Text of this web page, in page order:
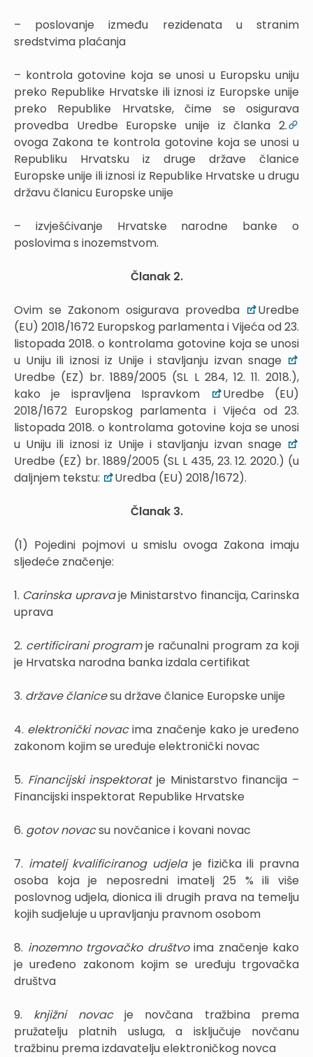
– poslovanje između rezidenata u stranim
sredstvima plaćanja
– kontrola gotovine koja se unosi u Europsku uniju
preko Republike Hrvatske ili iznosi iz Europske unije
preko Republike Hrvatske, čime se osigurava
provedba Uredbe Europske unije iz članka 2.
ovoga Zakona te kontrola gotovine koja se unosi u
Republiku Hrvatsku iz druge države članice
Europske unije ili iznosi iz Republike Hrvatske u drugu
državu članicu Europske unije
– izvješćivanje Hrvatske narodne banke o
poslovima s inozemstvom.
Članak 2.
Ovim se Zakonom osigurava provedba
Uredbe
(EU) 2018/1672 Europskog parlamenta i Vijeća od 23.
listopada 2018. o kontrolama gotovine koja se unosi
u Uniju ili iznosi iz Unije i stavljanju izvan snage
Uredbe (EZ) br. 1889/2005 (SL L 284, 12. 11. 2018.),
kako je ispravljena Ispravkom
Uredbe (EU)
2018/1672 Europskog parlamenta i Vijeća od 23.
listopada 2018. o kontrolama gotovine koja se unosi
u Uniju ili iznosi iz Unije i stavljanju izvan snage
Uredbe (EZ) br. 1889/2005 (SL L 435, 23. 12. 2020.) (u
daljnjem tekstu:
Uredba (EU) 2018/1672).
Članak 3.
(1) Pojedini pojmovi u smislu ovoga Zakona imaju
sljedeće značenje:
1. Carinska upravaje Ministarstvo financija, Carinska
uprava
2. certificirani programje računalni program za koji
je Hrvatska narodna banka izdala certifikat
3. države članicesu države članice Europske unije
4. elektronički novacima značenje kako je uređeno
zakonom kojim se uređuje elektronički novac
5. Financijski inspektoratje Ministarstvo financija –
Financijski inspektorat Republike Hrvatske
6. gotov novacsu novčanice i kovani novac
7. imatelj kvalificiranog udjela je fizička ili pravna
osoba koja je neposredni imatelj 25 % ili više
poslovnog udjela, dionica ili drugih prava na temelju
kojih sudjeluje u upravljanju pravnom osobom
8. inozemno trgovačko društvo ima značenje kako
je uređeno zakonom kojim se uređuju trgovačka
društva
9. knjižni novacje novčana tražbina prema
pružatelju platnih usluga, a isključuje novčanu
tražbinu prema izdavatelju elektroničkog novca